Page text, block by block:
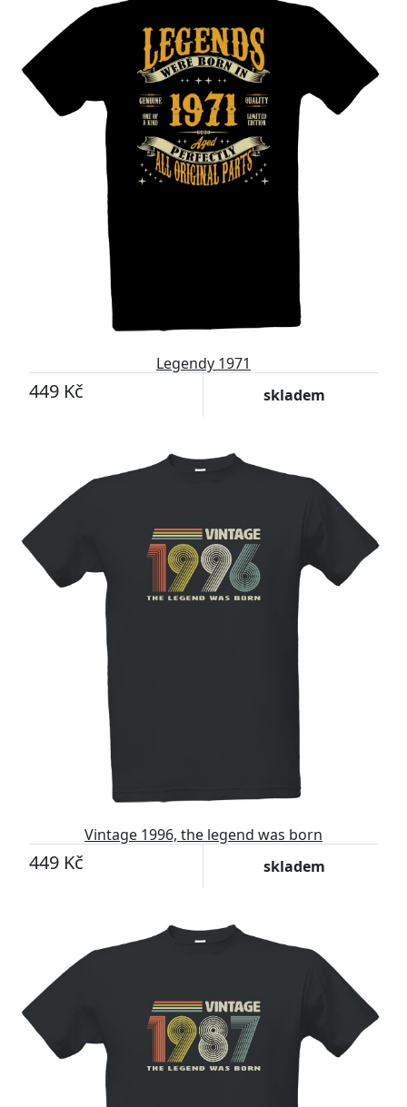
Legendy 1971
449 Kč skladem
Vintage 1996, the legend was born
449 Kč skladem